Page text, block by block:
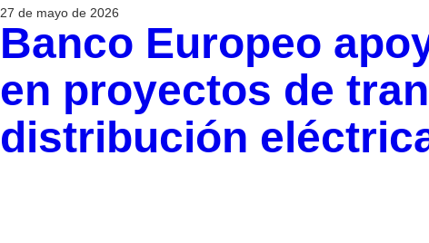
27 de mayo de 2026
Banco Europeo
en proyectos de
distribución